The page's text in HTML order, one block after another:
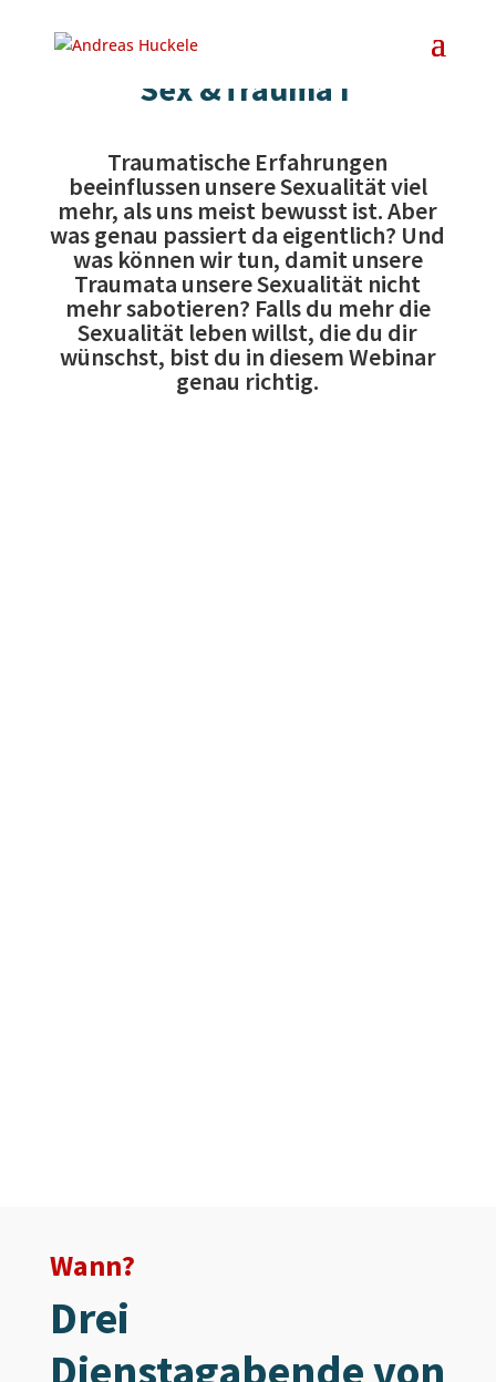
Sex &Trauma I
Traumatische Erfahrungen
beeinflussen unsere Sexualität viel
mehr, als uns meist bewusst ist. Aber
was genau passiert da eigentlich? Und
was können wir tun, damit unsere
Traumata unsere Sexualität nicht
mehr sabotieren? Falls du mehr die
Sexualität leben willst, die du dir
wünschst, bist du in diesem Webinar
genau richtig.
Wann?
Drei
Dienstagabendevon